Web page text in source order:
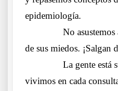
epidemiología.
No asustemos
de sus miedos. ¡Salgan
La gente está
vivimos en cada